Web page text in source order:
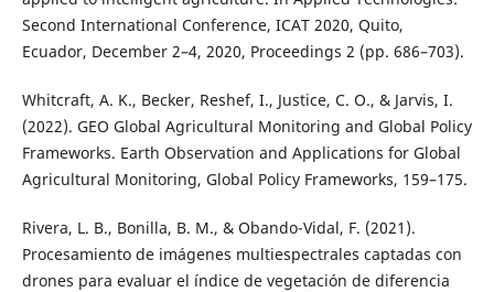
Second International Conference, ICAT 2020, Quito,
Ecuador, December 2–4, 2020, Proceedings 2 (pp. 686–703).
Whitcraft, A. K., Becker, Reshef, I., Justice, C. O., & Jarvis, I.
(2022). GEO Global Agricultural Monitoring and Global Policy
Frameworks. Earth Observation and Applications for Global
Agricultural Monitoring, Global Policy Frameworks, 159–175.
Rivera, L. B., Bonilla, B. M., & Obando-Vidal, F. (2021).
Procesamiento de imágenes multiespectrales captadas con
drones para evaluar el índice de vegetación de diferencia